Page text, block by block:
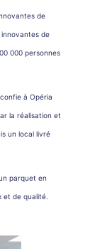
de
innovantes de
000 personnes
à Opéria
la réalisation et
un local livré
parquet en
et de qualité.